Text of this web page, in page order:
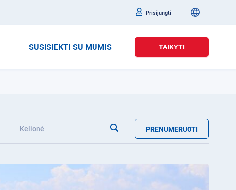
Prisijungti
SUSISIEKTI SU MUMIS TAIKYTI
Kelionė PRENUMERUOTI